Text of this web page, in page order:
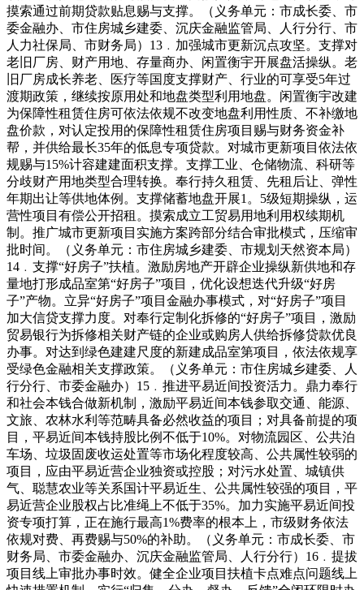
摸索通过前期贷款贴息赐与支撑。（义务单元：市成长委、市
委金融办、市住房城乡建委、沉庆金融监管局、人行分行、市
人力社保局、市财务局）13﹒加强城市更新沉点攻坚。支撑对
老旧厂房、财产用地、存量商办、闲置衡宇开展盘活操纵。老
旧厂房成长养老、医疗等国度支撑财产、行业的可享受5年过
渡期政策，继续按原用处和地盘类型利用地盘。闲置衡宇改建
为保障性租赁住房可依法依规不改变地盘利用性质、不补缴地
盘价款，对认定投用的保障性租赁住房项目赐与财务资金补
帮，并供给最长35年的低息专项贷款。对城市更新项目依法依
规赐与15%计容建建面积支撑。支撑工业、仓储物流、科研等
分歧财产用地类型合理转换。奉行持久租赁、先租后让、弹性
年期出让等供地体例。支撑储蓄地盘开展1。5级短期操纵，运
营性项目有偿公开招租。摸索成立工贸易用地利用权续期机
制。推广城市更新项目实施方案跨部分结合审批模式，压缩审
批时间。（义务单元：市住房城乡建委、市规划天然资本局）
14﹒支撑“好房子”扶植。激励房地产开辟企业操纵新供地和存
量地打形成品室第“好房子”项目，优化设想迭代升级“好房
子”产物。立异“好房子”项目金融办事模式，对“好房子”项目
加大信贷支撑力度。对奉行定制化拆修的“好房子”项目，激励
贸易银行为拆修相关财产链的企业或购房人供给拆修贷款优良
办事。对达到绿色建建尺度的新建成品室第项目，依法依规享
受绿色金融相关支撑政策。（义务单元：市住房城乡建委、人
行分行、市委金融办）15﹒推进平易近间投资活力。鼎力奉行
和社会本钱合做新机制，激励平易近间本钱参取交通、能源、
文旅、农林水利等范畴具备必然收益的项目；对具备前提的项
目，平易近间本钱持股比例不低于10%。对物流园区、公共泊
车场、垃圾固废收运处置等市场化程度较高、公共属性较弱的
项目，应由平易近营企业独资或控股；对污水处置、城镇供
气、聪慧农业等关系国计平易近生、公共属性较强的项目，平
易近营企业股权占比准绳上不低于35%。加力实施平易近间投
资专项打算，正在施行最高1%费率的根本上，市级财务依法
依规对费、再费赐与50%的补助。（义务单元：市成长委、市
财务局、市委金融办、沉庆金融监管局、人行分行）16﹒提拔
项目线上审批办事时效。健全企业项目扶植卡点难点问题线上